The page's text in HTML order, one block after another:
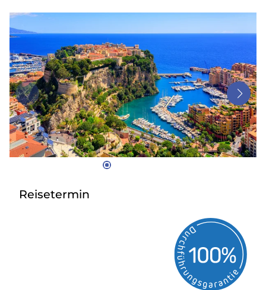
Tagesreisen
Bus anmieten
Service
Kontakt
Reisetermin